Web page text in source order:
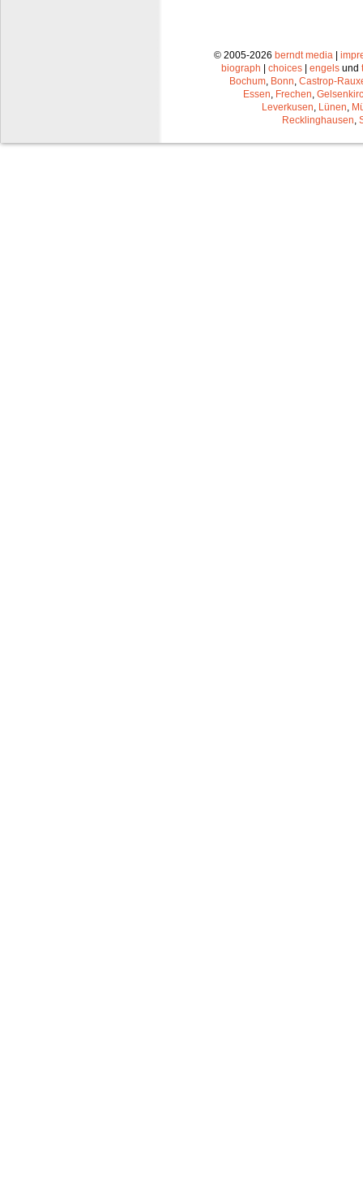
© 2005-2026 berndt media |
biograph | choices | engels und
Bochum Bonn Castrop-
Essen Frechen
Leverkusen Lünen
Recklinghausen